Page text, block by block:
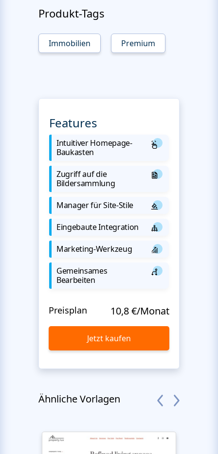
Produkt-Tags
Immobilien Premium
Features
Intuitiver Homepage-
Baukasten
Zugriff auf die
Bildersammlung
Manager für Site-Stile
Eingebaute Integration
Marketing-Werkzeug
Gemeinsames
Bearbeiten
Preisplan 10,8 €/Monat
Jetzt kaufen
Ähnliche Vorlagen